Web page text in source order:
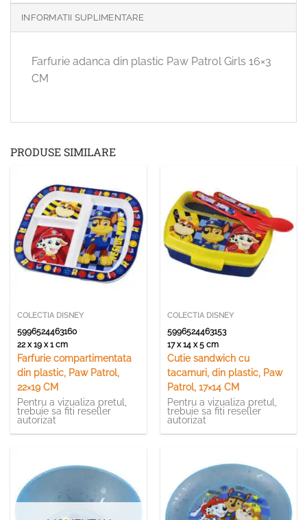
INFORMATII SUPLIMENTARE
Farfurie adanca din plastic Paw Patrol Girls 16×3
CM
PRODUSE SIMILARE
COLECTIA DISNEY
5996524463160
22 x 19 x 1 cm
Farfurie compartimentata
din plastic, Paw Patrol,
22×19 CM
Pentru a vizualiza pretul,
trebuie sa fiti reseller
autorizat
COLECTIA DISNEY
5996524463153
17 x 14 x 5 cm
Cutie sandwich cu
tacamuri, din plastic, Paw
Patrol, 17×14 CM
Pentru a vizualiza pretul,
trebuie sa fiti reseller
autorizat